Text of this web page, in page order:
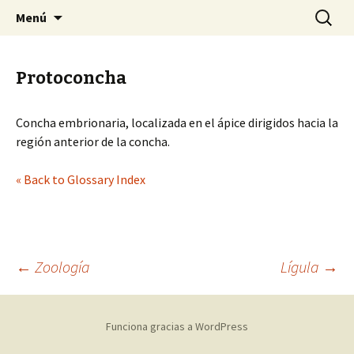
SMACH
Sociedad Malacológica de Chile
Menú Buscar:
Protoconcha
Concha embrionaria, localizada en el ápice dirigidos hacia la
región anterior de la concha.
« Back to Glossary Index
Navegación
← Zoología Lígula →
Funciona gracias a WordPress